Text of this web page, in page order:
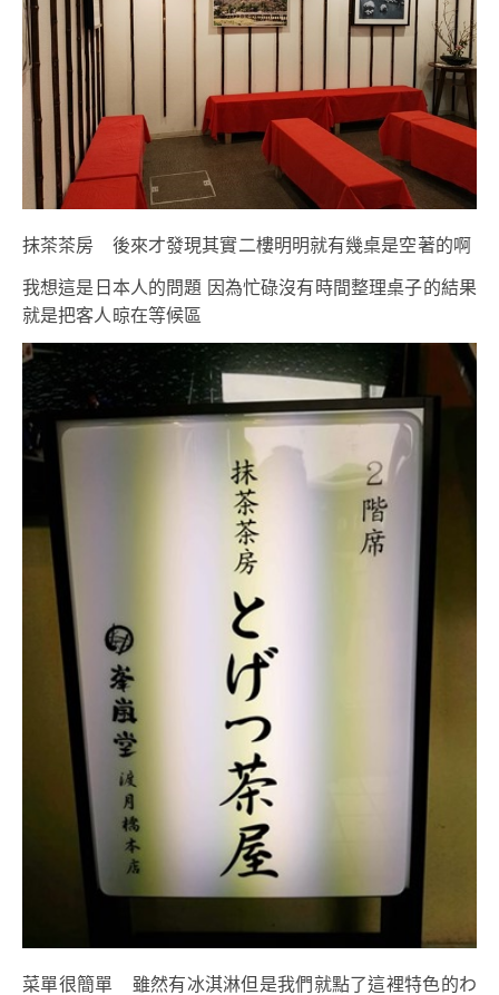
抹茶茶房 後來才發現其實二樓明明就有幾桌是空著的啊
我想這是日本人的問題 因為忙碌沒有時間整理桌子的結果
就是把客人晾在等候區
菜單很簡單 雖然有冰淇淋但是我們就點了這裡特色的わ